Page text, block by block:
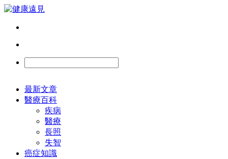
最新文章
醫療百科
疾病
醫療
長照
失智
癌症知識